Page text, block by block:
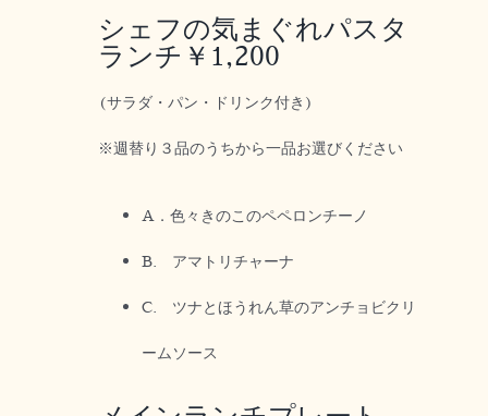
シェフの気まぐれパスタ
ランチ￥1,200
(サラダ・パン・ドリンク付き)
※週替り３品のうちから一品お選びください
A．色々きのこのペペロンチーノ
B. アマトリチャーナ
C. ツナとほうれん草のアンチョビクリ
ームソース